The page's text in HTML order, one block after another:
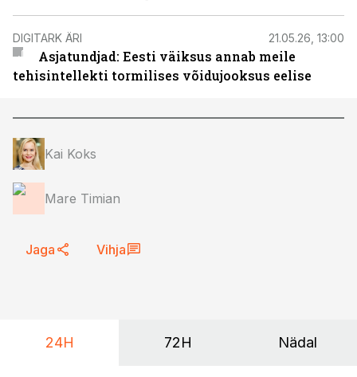
DIGITARK ÄRI 21.05.26, 13:00
Asjatundjad: Eesti väiksus annab meile
tehisintellekti tormilises võidujooksus eelise
Kai Koks
Mare Timian
Jaga Vihja
24H 72H Nädal